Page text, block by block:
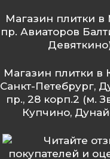
Магазин плитки в
пр. Авиаторов
Магазин плитки в
Санкт-Петебрург,
пр., 28 корп.2 (м.
Купчино,